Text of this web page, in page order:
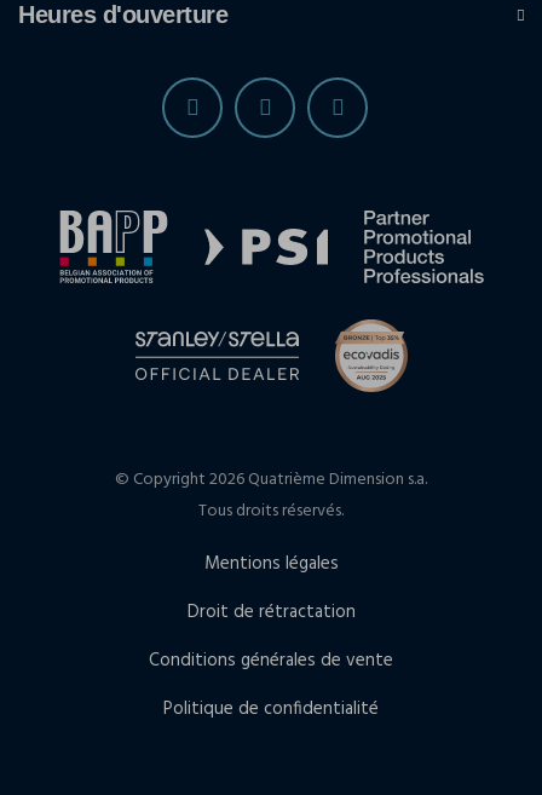
Heures d'ouverture
© Copyright 2026 Quatrième Dimension s.a.
Tous droits réservés.
Mentions légales
Droit de rétractation
Conditions générales de vente
Politique de confidentialité